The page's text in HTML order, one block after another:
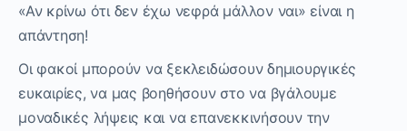
«Αν κρίνω ότι δεν έχω νεφρά μάλλον ναι» είναι η
απάντηση!
Οι φακοί μπορούν να ξεκλειδώσουν δημιουργικές
ευκαιρίες, να μας βοηθήσουν στο να βγάλουμε
μοναδικές λήψεις και να επανεκκινήσουν την